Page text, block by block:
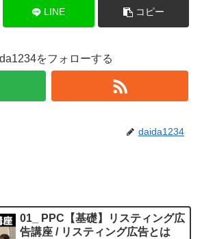
LINE コピー
をフォローする
daida1234
01_ PPC【基礎】リスティング広
告講座 / リスティング広告とは